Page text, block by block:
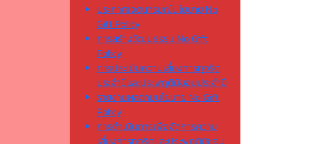
ประกาศเจตนารมณ์นโยบาย No
Gift Policy
การสร้างวัฒนธรรม No Gift
Policy
การประเมินความเสี่ยงการทุจริต
ประจำปีและประพฤติมิชอบประจำปี
รายงานผลตามนโยบาย No Gift
Policy
การดำเนินการเพื่อจัดการความ
เสี่ยงการทุจริตและประพฤติมิชอบ